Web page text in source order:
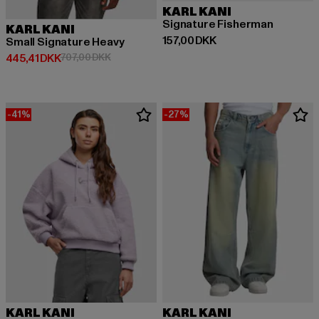
KARL KANI
Small Signature Heavy
445,41 DKK
Nuværende pris: 445,41 DKK
707,00 DKKKampagnepris: 707,00 DKK
KARL KANI
Signature Fisherman
157,00 DKK
Nuværende pris: 157,00 DKK
-41%
KARL KANI
-27%
KARL KANI